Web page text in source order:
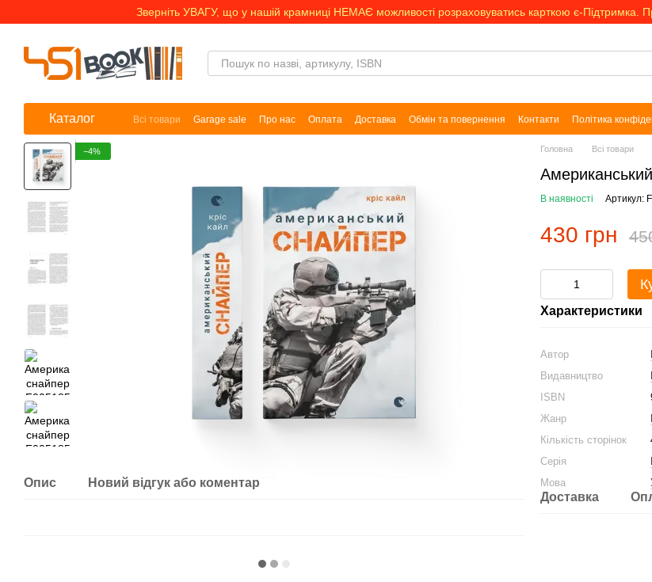
Перейти до основного контентуЗверніть УВАГУ, що у нашій крамниці НЕМАЄ можливості розраховуватись карткою є-Підтримка.
Каталог Всі товари Garage sale Про нас Оплата Доставка Обмін та повернення Контакти Політика
−4%
Опис Новий відгук або коментар
Головна Всі товари
В наявності Артикул:
430 грн
Характеристики
Автор
Видавництво
ISBN
Жанр
Кількість сторінок
Серія
Мова
Доставка